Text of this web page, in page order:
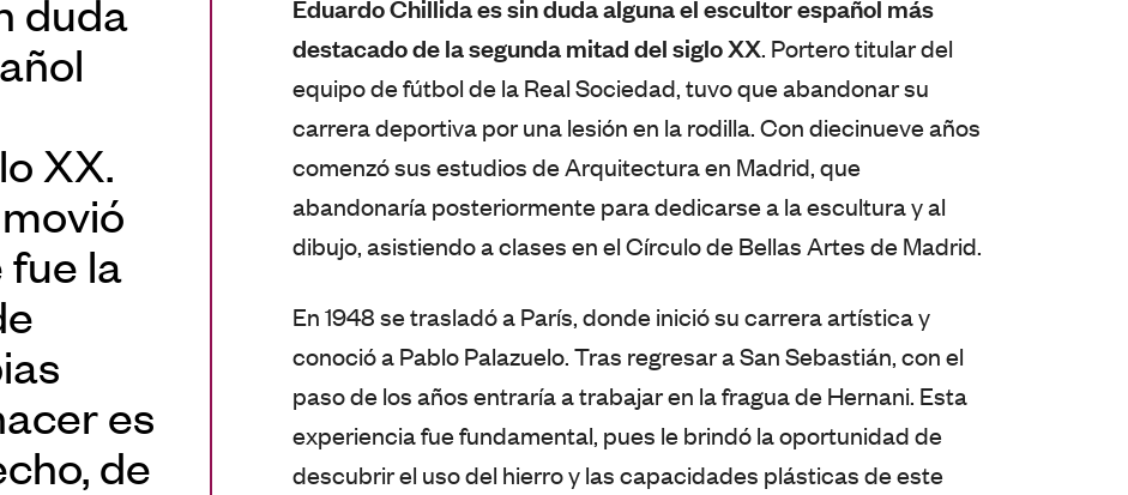
duda
XX.
fue la
es
de
Eduardo Chillida es sin duda alguna el escultor español más
destacado de la segunda mitad del siglo XX. Portero titular del
equipo de fútbol de la Real Sociedad, tuvo que abandonar su
carrera deportiva por una lesión en la rodilla. Con diecinueve años
comenzó sus estudios de Arquitectura en Madrid, que
abandonaría posteriormente para dedicarse a la escultura y al
dibujo, asistiendo a clases en el Círculo de Bellas Artes de Madrid.
En 1948 se trasladó a París, donde inició su carrera artística y
conoció a Pablo Palazuelo. Tras regresar a San Sebastián, con el
paso de los años entraría a trabajar en la fragua de Hernani. Esta
experiencia fue fundamental, pues le brindó la oportunidad de
descubrir el uso del hierro y las capacidades plásticas de este